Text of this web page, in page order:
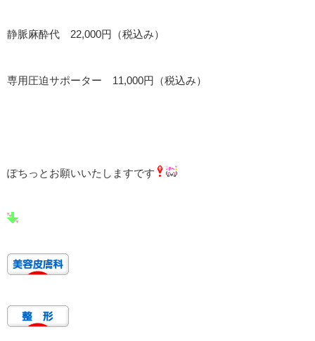
静脈麻酔代 22,000円（税込み）
専用圧迫サポーター 11,000円（税込み）
ぽちっとお願いいたしますです